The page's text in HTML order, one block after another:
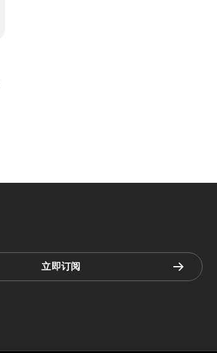
立即订阅